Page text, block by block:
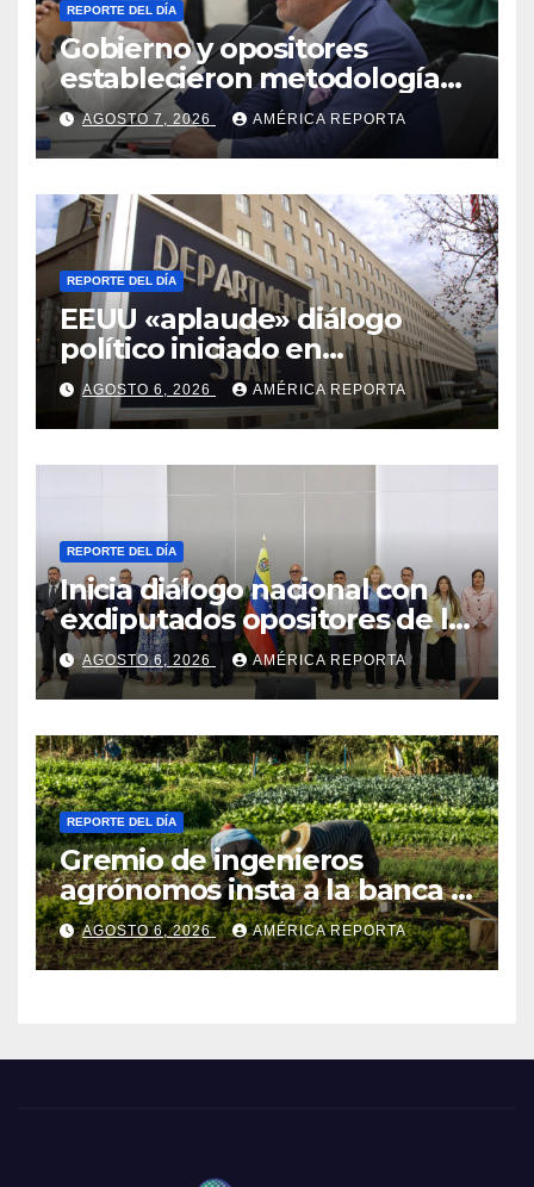
REPORTE DEL DÍA
Gobierno y opositores
establecieron metodología
para el proceso de diálogo en
Venezuela
AGOSTO 7, 2026 AMÉRICA REPORTA
REPORTE DEL DÍA
EEUU «aplaude» diálogo
político iniciado en
Venezuela
AGOSTO 6, 2026 AMÉRICA REPORTA
REPORTE DEL DÍA
Inicia diálogo nacional con
exdiputados opositores de la
AN de 2015
AGOSTO 6, 2026 AMÉRICA REPORTA
REPORTE DEL DÍA
Gremio de ingenieros
agrónomos insta a la banca a
financiar la agricultura
familiar
AGOSTO 6, 2026 AMÉRICA REPORTA